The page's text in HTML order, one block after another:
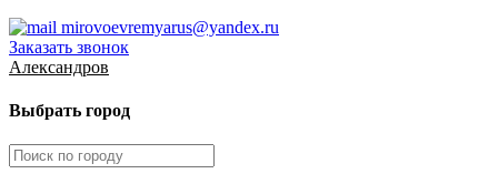
mirovoevremyarus@yandex.ru
Заказать звонок
Александров
Выбрать город